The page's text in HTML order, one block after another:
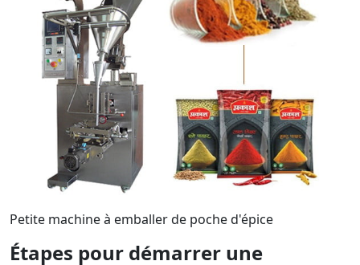
Petite machine à emballer de poche d'épice
Étapes pour démarrer une